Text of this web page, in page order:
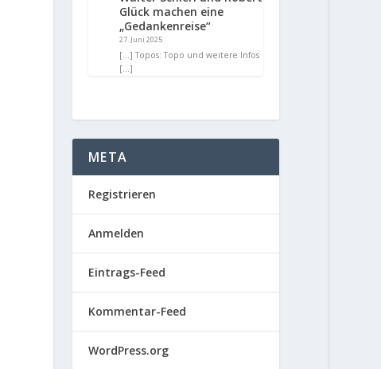
Glück machen eine
„Gedankenreise“
27. Juni 2025
[…] Topos: Topo und weitere Infos
[…]
META
Registrieren
Anmelden
Eintrags-Feed
Kommentar-Feed
WordPress.org